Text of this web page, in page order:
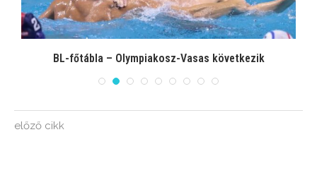
BL-főtábla – Olympiakosz-Vasas következik
előző cikk